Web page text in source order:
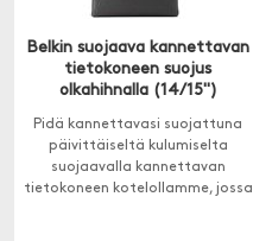
Belkin suojaava kannettavan
tietokoneen suojus
olkahihnalla (14/15")
Pidä kannettavasi suojattuna
päivittäiseltä kulumiselta
suojaavalla kannettavan
tietokoneen kotelollamme, jossa